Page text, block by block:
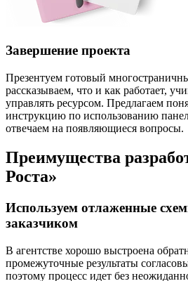
Завершение проекта
Презентуем готовый
рассказываем, что и как работает,
управлять ресурсом. Предлагаем
инструкцию по использованию
отвечаем на появляющиеся вопросы.
Преимущества
Роста»
Используем отлаженные
заказчиком
В агентстве хорошо выстроена
промежуточные результаты
поэтому процесс идет без